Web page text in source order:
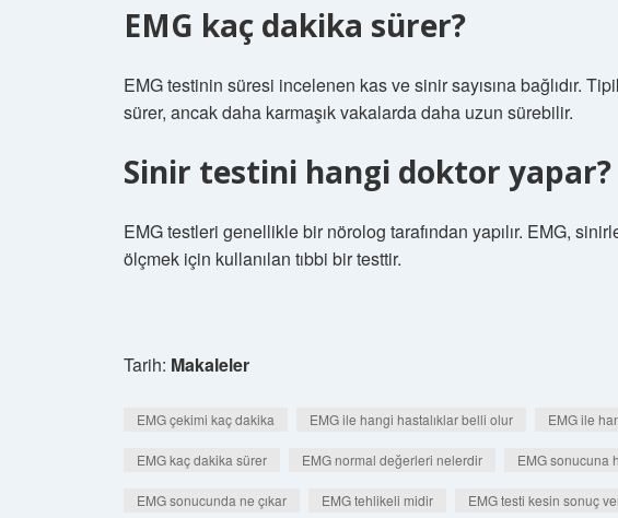
EMG kaç dakika sürer?
EMG testinin süresi incelenen kas ve sinir sayısına bağlıdır.
sürer, ancak daha karmaşık vakalarda daha uzun sürebilir.
Sinir testini hangi doktor yapar?
EMG testleri genellikle bir nörolog tarafından yapılır. EMG,
ölçmek için kullanılan tıbbi bir testtir.
Tarih: Makaleler
EMG çekimi kaç dakika EMG ile hangi hastalıklar belli olur EMG ile
EMG kaç dakika sürer EMG normal değerleri nelerdir EMG sonucuna
EMG sonucunda ne çıkar EMG tehlikeli midir EMG testi kesin sonuç